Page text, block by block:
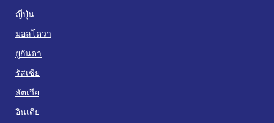
ญี่ปุ่น
มอลโดวา
ยูกันดา
รัสเซีย
ลัตเวีย
อินเดีย